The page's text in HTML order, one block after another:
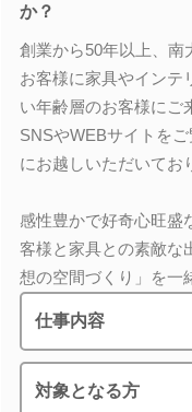
か？
創業から50年以上、南
お客様に家具やインテ
い年齢層のお客様にご
SNSやWEBサイトを
にお越しいただいてお
感性豊かで好奇心旺盛
客様と家具との素敵な
想の空間づくり」を一
仕事内容
対象となる方